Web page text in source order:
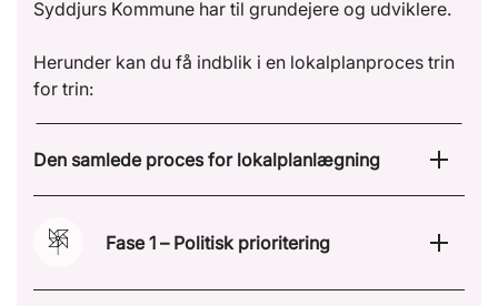
Syddjurs Kommune har til grundejere og udviklere.
Herunder kan du få indblik i en lokalplanproces trin
for trin:
Den samlede proces for lokalplanlægning
Fase 1 – Politisk prioritering